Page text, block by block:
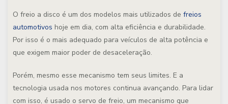
O freio a disco é um dos modelos mais utilizados de freios
automotivos hoje em dia, com alta eficiência e durabilidade.
Por isso é o mais adequado para veículos de alta potência e
que exigem maior poder de desaceleração.
Porém, mesmo esse mecanismo tem seus limites. E a
tecnologia usada nos motores continua avançando. Para lidar
com isso, é usado o servo de freio, um mecanismo que